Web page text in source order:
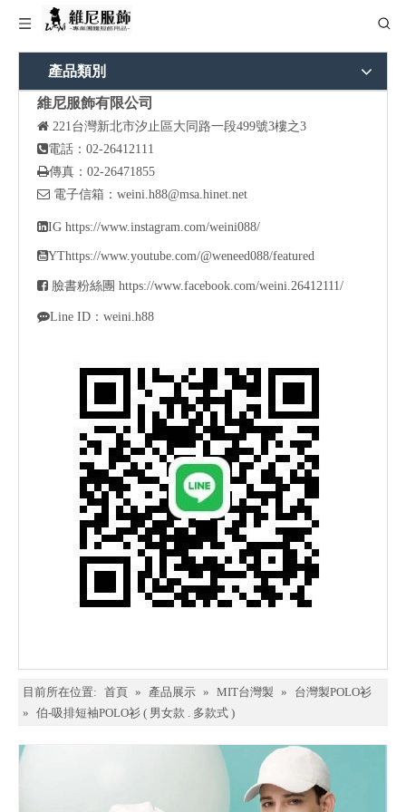
產品類別
維尼服飾有限公司
 221台灣新北市汐止區大同路一段499號3樓之3
電話：02-26412111
傳真：02-26471855
 電子信箱： weini.h88@msa.hinet.net
IG https://www.instagram.com/weini088/
YThttps://www.youtube.com/@weneed088/featured
 臉書粉絲團 https://www.facebook.com/weini.26412111/
Line ID：weini.h88
目前所在位置: 首頁 » 產品展示 » MIT台灣製 »
台灣製POLO衫
» 伯-吸排短袖POLO衫 ( 男女款 . 多款式 )